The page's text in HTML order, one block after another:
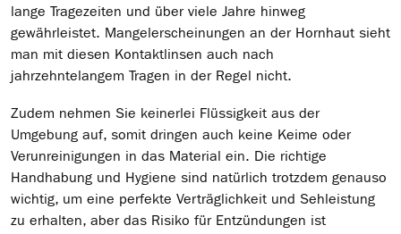
lange Tragezeiten und über viele Jahre hinweg
gewährleistet. Mangelerscheinungen an der Hornhaut sieht
man mit diesen Kontaktlinsen auch nach
jahrzehntelangem Tragen in der Regel nicht.
Zudem nehmen Sie keinerlei Flüssigkeit aus der
Umgebung auf, somit dringen auch keine Keime oder
Verunreinigungen in das Material ein. Die richtige
Handhabung und Hygiene sind natürlich trotzdem genauso
wichtig, um eine perfekte Verträglichkeit und Sehleistung
zu erhalten, aber das Risiko für Entzündungen ist